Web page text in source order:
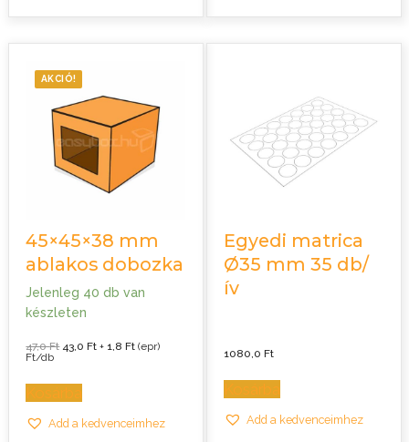
AKCIÓ!
45×45×38 mm
ablakos dobozka
Jelenleg 40 db van
készleten
47,0Ft Original
price
43,0FtCurrent
+ 1,8Ft (epr)
Ft/db
Kosárba
Add a kedvenceimhez
Egyedi matrica
Ø35 mm 35 db/
ív
1080,0Ft
Kosárba
Add a kedvenceimhez